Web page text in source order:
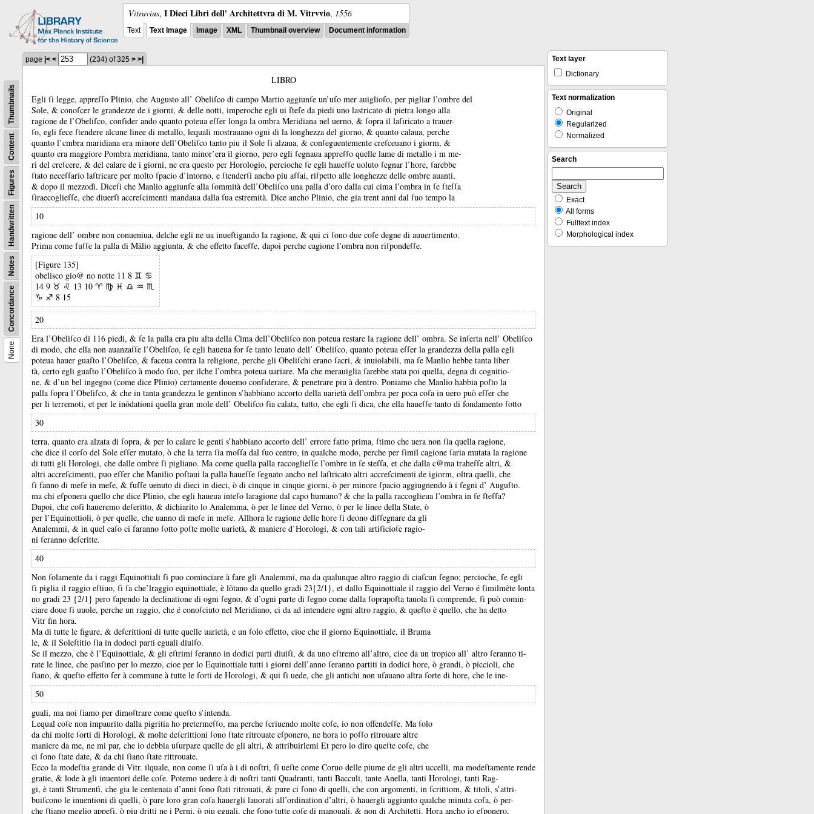
Vitruvius, I Dieci Libri dell' Architettvra di M. Vitrvvio, 1556
Text Text Image Image XML Thumbnail overview Document information
None
Concordance
Notes
Handwritten
Figures
Content
Thumbnails
page |< < (234) of 325 > >|
LIBRO
Egli ſi legge, appreſſo Plinio, che Augusto all’ Obeliſco di campo Martio aggiunſe un’uſo mer auiglioſo, per pigliar l’ombre del
Sole, & conoſcer le grandezze de i giorni, & delle notti, imperoche egli ui ſteſe da piedi uno lastricato di pietra longo alla
ragione de l’Obeliſco, conſider ando quanto poteua eſſer longa la ombra Meridiana nel uerno, & ſopra il laſiricato a trauer-
ſo, egli fece ſtendere alcune linee di metallo, lequali mostrauano ogni dì la longhezza del giorno, & quanto calaua, perche
quanto l’cmbra maridiana era minore dell’Obeliſco tanto piu il Sole ſi alzaua, & conſeguentemente creſceuano i giorm, &
quanto era maggiore Pombra meridiana, tanto minor’era il giorno, pero egli ſegnaua appreſſo quelle lame di metallo i m me-
ri del creſcere, & del calare de i giorni, ne era questo per Horologio, percioche ſe egli haueſſe uoluto ſegnar l’hore, ſarebbe
ſtato neceſſario laſtricare per molto ſpacio d’intorno, e ſtenderſi ancho piu aſſai, riſpetto alle longhezze delle ombre auanti,
& dopo il mezzodì. Diceſi che Manlio aggiunſe alla ſommità dell’Obeliſco una palla d’oro dalla cui cima l’ombra in ſe ſteſſa
ſiraecoglieſſe, che diuerſi accreſcimenti mandaua dalla ſua estremità. Dice ancho Plinio, che gia trent anni dal ſuo tempo la
10
ragione dell’ ombre non conueniua, delche egli ne ua inueſtigando la ragione, & qui ci ſono due coſe degne di auuertimento.
Prima come fuſſe la palla di Mãlio aggiunta, & che effetto faceſſe, dapoi perche cagione l’ombra non riſpondeſſe.
[Figure 135]
obelisco gio@ no notte 11 8 ♊ ♋
14 9 ♉ ♌ 13 10 ♈ ♍ ♓ ♎ ♒ ♏
♑ ♐ 8 15
20
Era l’Obeliſco di 116 piedi, & ſe la palla era piu alta della Cima dell’Obeliſco non poteua restare la ragione dell’ ombra. Se inſerta nell’ Obeliſco
di modo, che ella non auanzaſſe l’Obeliſco, ſe egli haueua for ſe tanto leuato dell’ Obeliſco, quanto poteua eſſer la grandezza della palla egli
poteua hauer guaſto l’Obeliſco, & faceua contra la religione, perche gli Obeliſchi erano ſacri, & inuiolabili, ma ſe Manlio hebbe tanta liber
tà, certo egli guaſto l’Obeliſco à modo ſuo, per ilche l’ombra poteua uariare. Ma che merauiglia ſarebbe stata poi quella, degna di cognitio-
ne, & d’un bel ingegno (come dice Plinio) certamente douemo conſiderare, & penetrare piu à dentro. Poniamo che Manlio habbia poſto la
palla ſopra l’Obeliſco, & che in tanta grandezza le gentinon s’habbiano accorto della uarietà dell’ombra per poca coſa in uero può eſſer che
per li terremoti, et per le inõdationi quella gran mole dell’ Obeliſco ſia calata, tutto, che egli ſi dica, che ella haueſſe tanto di fondamento ſotto
30
terra, quanto era alzata di ſopra, & per lo calare le genti s’habbiano accorto dell’ errore fatto prima, ſtimo che uera non ſia quella ragione,
che dice il corſo del Sole eſſer mutato, ò che la terra ſia moſſa dal ſuo centro, in qualche modo, perche per ſimil cagione ſaria mutata la ragione
di tutti gli Horologi, che dalle ombre ſi pigliano. Ma come quella palla raccoglieſſe l’ombre in ſe steſſa, et che dalla c@ma traheſſe altri, &
altri accreſcimenti, puo eſſer che Manilio poſtaui la palla haueſſe ſegnato ancho nel laſtricato altri accreſcimenti de igiorm, oltra quelli, che
ſi fanno di meſe in meſe, & fuſſe uenuto di dieci in dieci, ò di cinque in cinque giorni, ò per minore ſpacio aggiugnendo à i ſegni d’ Auguſto.
ma chi eſponera quello che dice Plinio, che egli haueua inteſo laragione dal capo humano? & che la palla raccoglieua l’ombra in ſe ſteſſa?
Dapoi, che coſi haueremo deſeritto, & dichiarito lo Analemma, ò per le linee del Verno, ò per le linee della State, ò
per l’Equinottioli, ò per quelle, che uanno di meſe in meſe. Allhora le ragione delle hore ſi deono diſſegnare da gli
Analemmi, & in quel caſo ci faranno ſotto poſte molte uarietà, & maniere d’Horologi, & con tali artiſicioſe ragio-
ni ſeranno deſcritte.
40
Non ſolamente da i raggi Equinottiali ſi puo cominciare à fare gli Analemmi, ma da qualunque altro raggio di ciaſcun ſegno; percioche, ſe egli
ſi piglia il raggio eſtiuo, ſi ſa che’lraggio equinottiale, è lõtano da quello gradi 23{2/1}, et dallo Equinottiale il raggio del Verno é ſimilmẽte lonta
no gradi 23 {2/1} pero ſapendo la declinatione di ogni ſegno, & d’ogni parte di ſegno come dalla ſoprapoſta tauola ſi comprende, ſi può comin-
ciare doue ſi uuole, perche un raggio, che é conoſciuto nel Meridiano, ci da ad intendere ogni altro raggio, & queſto è quello, che ha detto
Vitr fin hora.
Ma di tutte le figure, & deſcrittioni di tutte quelle uarietà, e un ſolo effetto, cioe che il giorno Equinottiale, il Bruma
le, & il Soleſtitio ſia in dodoci parti eguali diuiſo.
Se il mezzo, che è l’Equinottiale, & gli eſtrimi ſeranno in dodici parti diuiſi, & da uno eſtremo all’altro, cioe da un tropico all’ altro ſeranno ti-
rate le linee, che pasſino per lo mezzo, cioe per lo Equinottiale tutti i giorni dell’anno ſeranno partiti in dodici hore, ò grandi, ò piccioli, che
ſiano, & queſto effetto ſer à commune à tutte le ſorti de Horologi, & qui ſi uede, che gli antichi non uſauano altra ſorte di hore, che le ine-
50
guali, ma noi ſiamo per dimoſtrare come queſto s’intenda.
Lequal coſe non impaurito dalla pigritia ho pretermeſſo, ma perche ſcriuendo molte coſe, io non offendeſſe. Ma ſolo
da chi molte ſorti di Horologi, & molte deſcrittioni ſono ſtate ritrouate eſponero, ne hora io poſſo ritrouare altre
maniere da me, ne mi par, che io debbia uſurpare quelle de gli altri, & attribuirlemi Et pero io diro queſte coſe, che
ci ſono ſtate date, & da chi ſiano ſtate rittrouate.
Ecco la modeſtia grande di Vitr. ilquale, non come ſi uſa à i dì noſtri, ſi ueſte come Coruo delle piume de gli altri uccelli, ma modeſtamente rende
gratie, & lode à gli inuentori delle coſe. Potemo uedere à di noſtri tanti Quadranti, tanti Bacculi, tante Anella, tanti Horologi, tanti Rag-
gi, è tanti Strumentì, che gia le centenaia d’anni ſono ſtati ritrouati, & pure ci ſono di quelli, che con argomenti, in ſcrittiom, & titoli, s’attri-
buiſcono le inuentioni dì quelli, ò pare loro gran coſa hauergli lauorati all’ordination d’altri, ò hauergli aggiunto qualche minuta coſa, ò per-
che ſtiano meglio appeſi, ò piu dritti ne i Perni, ò piu eguali, che ſono tutte coſe di manouali, & non di Architetti. Hora ancho io eſponero,
Text layer
Dictionary
Text normalization
Original
Regularized
Normalized
Search
Exact
All forms
Fulltext index
Morphological index